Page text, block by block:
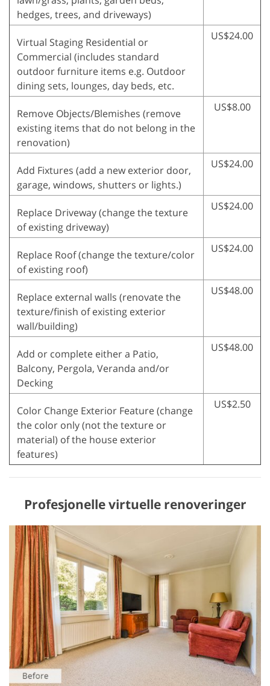
hedges, trees, and driveways)
Virtual Staging Residential or
Commercial (includes standard
outdoor furniture items e.g. Outdoor
dining sets, lounges, day beds, etc.
US$24.00
Remove Objects/Blemishes (remove
existing items that do not belong in the
renovation)
US$8.00
Add Fixtures (add a new exterior door,
garage, windows, shutters or lights.)
US$24.00
Replace Driveway (change the texture
of existing driveway)
US$24.00
Replace Roof (change the texture/color
of existing roof)
US$24.00
Replace external walls (renovate the
texture/finish of existing exterior
wall/building)
US$48.00
Add or complete either a Patio,
Balcony, Pergola, Veranda and/or
Decking
US$48.00
Color Change Exterior Feature (change
the color only (not the texture or
material) of the house exterior
features)
US$2.50
Profesjonelle virtuelle renoveringer